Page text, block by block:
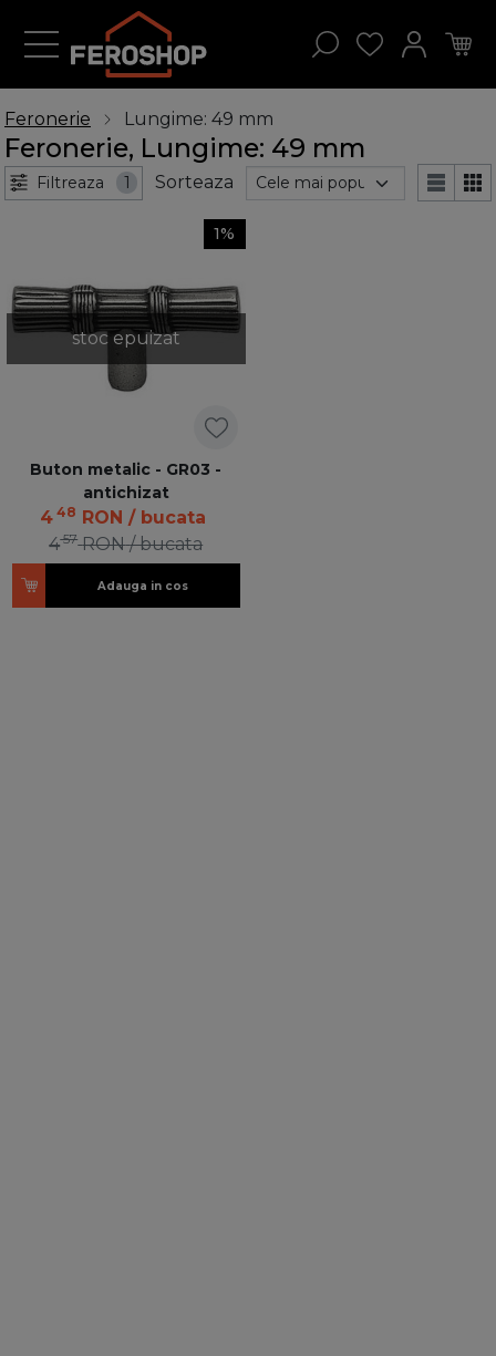
Feronerie Lungime: 49 mm
Feronerie, Lungime: 49 mm
Filtreaza 1 Sorteaza
stoc epuizat
1%
Buton metalic - GR03 -
antichizat
4 48 RON / bucata
457 RON / bucata
Adauga in cos